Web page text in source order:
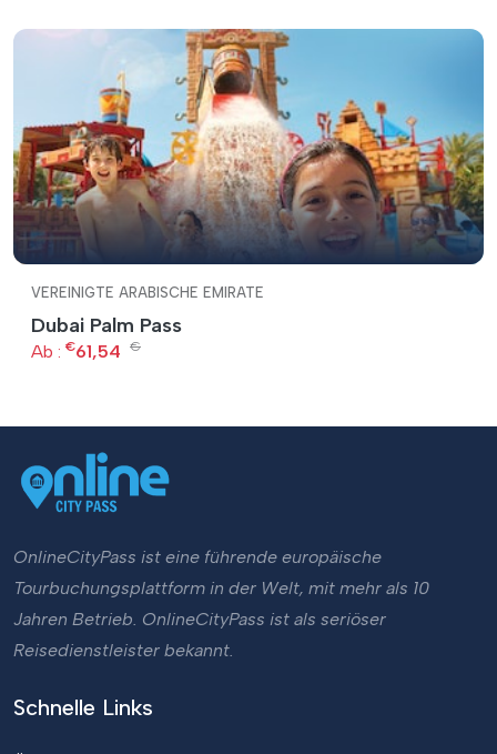
VEREINIGTE ARABISCHE EMIRATE
Dubai Palm Pass
Ab : €61,54 €
OnlineCityPass ist eine führende europäische
Tourbuchungsplattform in der Welt, mit mehr als 10
Jahren Betrieb. OnlineCityPass ist als seriöser
Reisedienstleister bekannt.
Schnelle Links